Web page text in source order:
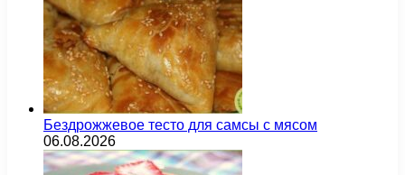
Бездрожжевое тесто для самсы с мясом
06.08.2026